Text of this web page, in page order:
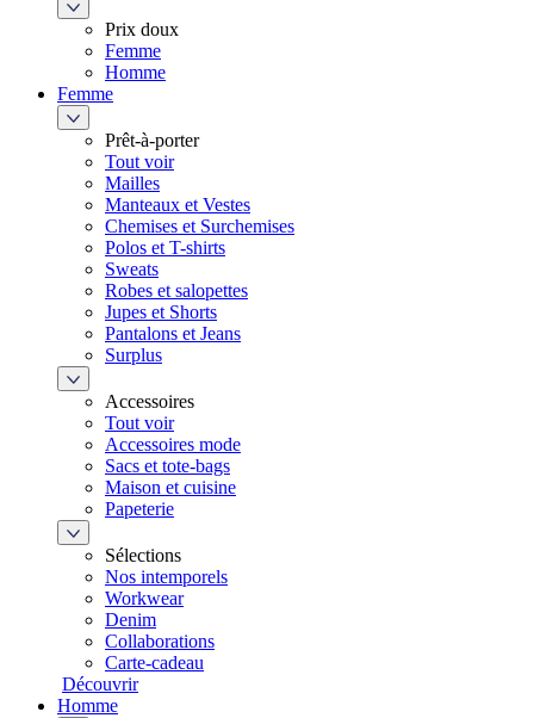
Prix doux
Femme
Homme
Femme
Prêt-à-porter
Tout voir
Mailles
Manteaux et Vestes
Chemises et Surchemises
Polos et T-shirts
Sweats
Robes et salopettes
Jupes et Shorts
Pantalons et Jeans
Surplus
Accessoires
Tout voir
Accessoires mode
Sacs et tote-bags
Maison et cuisine
Papeterie
Sélections
Nos intemporels
Workwear
Denim
Collaborations
Carte-cadeau
Découvrir
Homme